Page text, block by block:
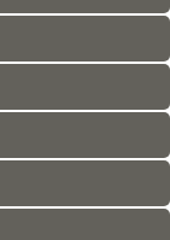
1,2 мм